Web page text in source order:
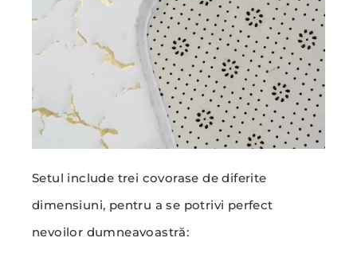
Setul include trei covorase de diferite
dimensiuni, pentru a se potrivi perfect
nevoilor dumneavoastră: